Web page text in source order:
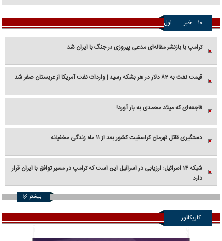
۱۰ خبر اول
ترامپ با بازنشر مقاله‌ای مدعی پیروزی در جنگ با ایران شد
قیمت نفت به ۸۳ دلار در هر بشکه رسید | واردات نفت آمریکا از عربستان صفر شد
فاجعه‌ای که میلاد محمدی به بار آورد!
دستگیری قاتل قهرمان کراسفیت کشور بعد از ۱۱ ماه زندگی مخفیانه
شبکه ۱۴ اسرائیل: ارزیابی در اسرائیل این است که ترامپ در مسیر توافق با ایران قرار
دارد
بیشتر
کاریکاتور